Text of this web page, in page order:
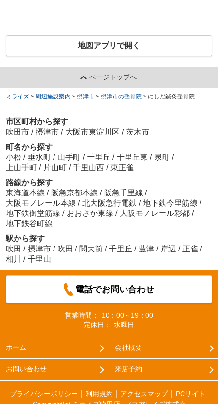
地図アプリで開く
ページトップへ
ミライズ > 周辺施設案内 > 摂津市 > 摂津市の整骨院 > にしだ鍼灸整骨院
市区町村から探す
吹田市 / 摂津市 / 大阪市東淀川区 / 茨木市
町名から探す
小松 / 垂水町 / 山手町 / 千里丘 / 千里丘東 / 泉町 /
上山手町 / 片山町 / 千里山西 / 東正雀
路線から探す
東海道本線 / 阪急京都本線 / 阪急千里線 /
大阪モノレール本線 / 北大阪急行電鉄 / 地下鉄今里筋線 /
地下鉄御堂筋線 / おおさか東線 / 大阪モノレール彩都 /
地下鉄谷町線
駅から探す
吹田 / 摂津市 / 吹田 / 関大前 / 千里丘 / 豊津 / 岸辺 / 正雀 /
相川
/ 千里山
電話でお問い合わせ
営業時間：
10：00～19：00
定休日：
水曜日
ホーム 会社概要
お問い合わせ 来店予約
プライバシーポリシー 利用規約 アクセスマップ
PCサイト